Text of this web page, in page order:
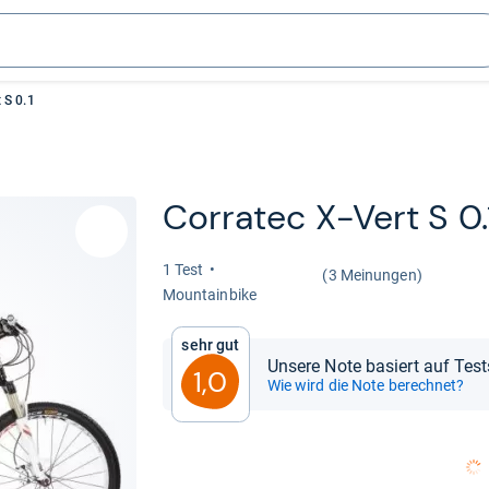
0.1
Cor­ra­tec X-​Vert S
1 Test
(3 Meinungen)
Moun­tain­bike
Sehr gut
1,0 Unsere Note basiert auf
Wie wird die Note berechnet?